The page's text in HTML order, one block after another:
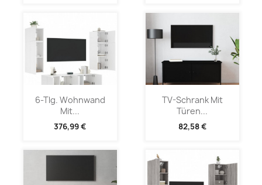
6-Tlg. Wohnwand
Mit...
376,99 €
TV-Schrank Mit
Türen...
82,58 €